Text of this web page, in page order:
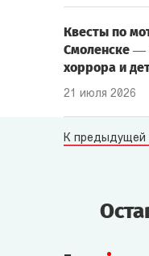
Квесты по
Смоленске —
хоррора и
21 июля 2026
К предыдущей